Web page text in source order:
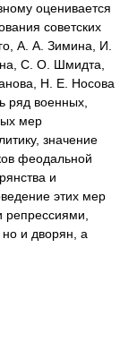
оценивается
советских
А. А. Зимина, И.
С. О. Шмидта,
Н. Е. Носова
ряд военных,
мер
значение
феодальной
и
этих мер
репрессиями,
но и дворян, а